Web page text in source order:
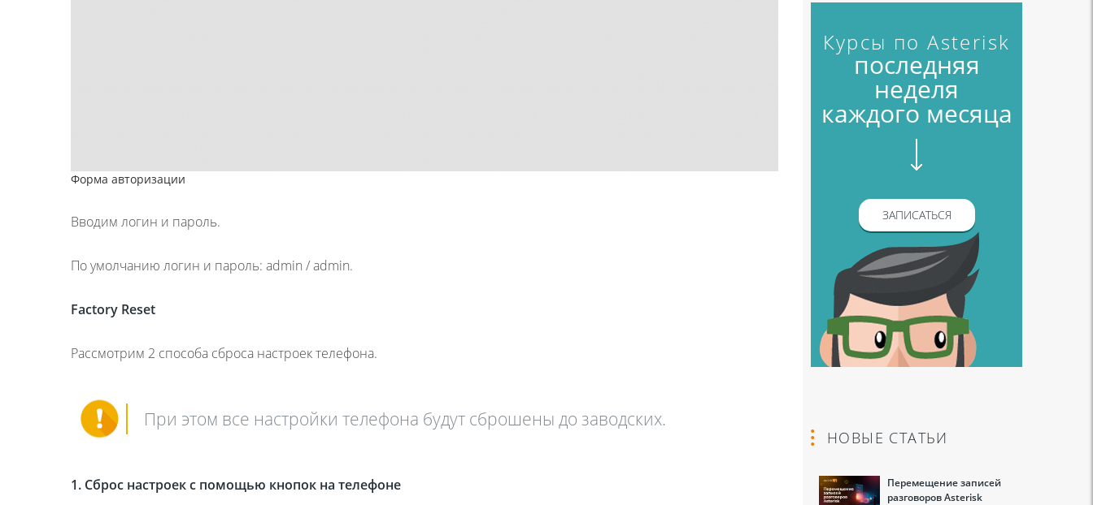
Форма авторизации
Вводим логин и пароль.
По умолчанию логин и пароль: admin / admin.
Factory Reset
Рассмотрим 2 способа сброса настроек телефона.
При этом все настройки телефона будут сброшены до заводских.
1. Сброс настроек с помощью кнопок на телефоне
Курсы по Asterisk
последняя
неделя
каждого месяца
ЗАПИСАТЬСЯ
НОВЫЕ СТАТЬИ
Перемещение записей
разговоров Asterisk